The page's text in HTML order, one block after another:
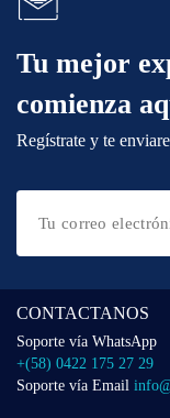
Tu mejor
comienza
Regístrate y te
CONTACTANOS
Soporte vía WhatsApp
+(58) 0422 175 27 29
Soporte vía Email